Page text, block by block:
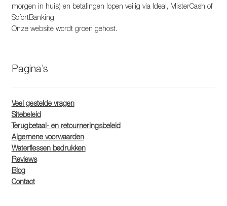
morgen in huis) en betalingen lopen veilig via Ideal, MisterCash of
SofortBanking
Onze website wordt groen gehost.
Pagina’s
Veel gestelde vragen
Sitebeleid
Terugbetaal- en retourneringsbeleid
Algemene voorwaarden
Waterflessen bedrukken
Reviews
Blog
Contact